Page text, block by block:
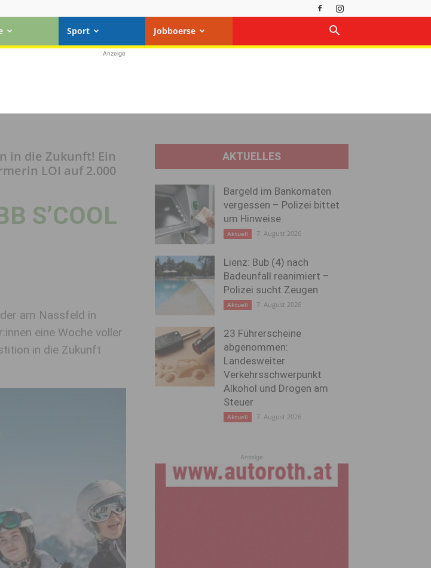
Sport Jobboerse
Anzeige
in die Zukunft! Ein
LOI auf 2.000
S’COOL
am Nassfeld in
eine Woche voller
in die Zukunft
AKTUELLES
Bargeld im Bankomaten
vergessen – Polizei bittet
um Hinweise
Aktuell 7. August 2026
Lienz: Bub (4) nach
Badeunfall reanimiert –
Polizei sucht Zeugen
Aktuell 7. August 2026
23 Führerscheine
abgenommen:
Landesweiter
Verkehrsschwerpunkt
Alkohol und Drogen am
Steuer
Aktuell 7. August 2026
Anzeige